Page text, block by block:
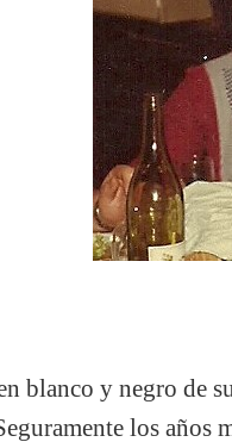
blanco y negro de
los años